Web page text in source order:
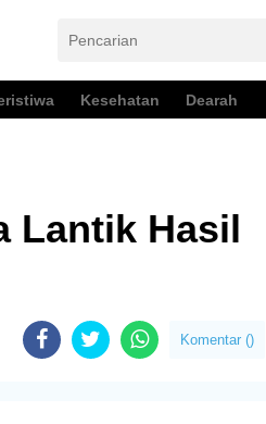
Kesehatan Dearah
Lantik Hasil
Komentar ()